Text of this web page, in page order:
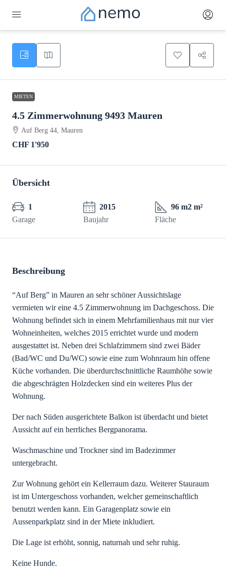
MIETEN
4.5 Zimmerwohnung 9493 Mauren
Auf Berg 44, Mauren
CHF 1'950
Übersicht
1
Garage
2015
Baujahr
96 m2 m²
Fläche
Beschreibung
“Auf Berg” in Mauren an sehr schöner Aussichtslage
vermieten wir eine 4.5 Zimmerwohnung im Dachgeschoss. Die
Wohnung befindet sich in einem Mehrfamilienhaus mit nur vier
Wohneinheiten, welches 2015 errichtet wurde und modern
ausgestattet ist. Neben drei Schlafzimmern sind zwei Bäder
(Bad/WC und Du/WC) sowie eine zum Wohnraum hin offene
Küche vorhanden. Die überdurchschnittliche Raumhöhe sowie
die abgeschrägten Holzdecken sind ein weiteres Plus der
Wohnung.
Der nach Süden ausgerichtete Balkon ist überdacht und bietet
Aussicht auf ein herrliches Bergpanorama.
Waschmaschine und Trockner sind im Badezimmer
untergebracht.
Zur Wohnung gehört ein Kellerraum dazu. Weiterer Stauraum
ist im Untergeschoss vorhanden, welcher gemeinschaftlich
benutzt werden kann. Ein Garagenplatz sowie ein
Aussenparkplatz sind in der Miete inkludiert.
Die Lage ist erhöht, sonnig, naturnah und sehr ruhig.
Keine Hunde.